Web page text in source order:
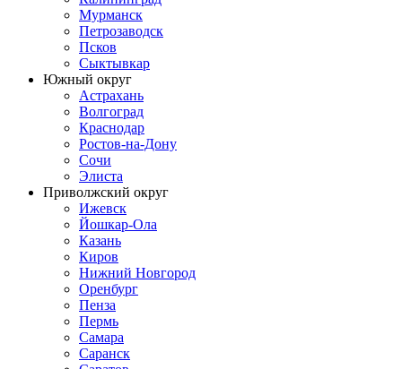
Мурманск
Петрозаводск
Псков
Сыктывкар
Южный округ
Астрахань
Волгоград
Краснодар
Ростов-на-Дону
Сочи
Элиста
Приволжский округ
Ижевск
Йошкар-Ола
Казань
Киров
Нижний Новгород
Оренбург
Пенза
Пермь
Самара
Саранск